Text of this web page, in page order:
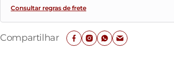
Consultar regras de frete
Compartilhar